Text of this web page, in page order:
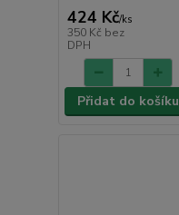
424 Kč/ks
350 Kč bez
DPH
Přidat do košíku